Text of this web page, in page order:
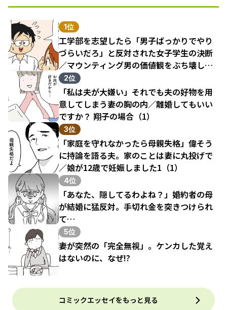
1位
工学部を志望したら「男子ばっかりでやり
づらいだろ」と反対された女子学生の決断
／マウンティング男の価値観をぶち壊した
結果（1）
2位
「私は夫が大嫌い」それでも夫の好物を用
意してしまう妻の胸の内／離婚してもいい
ですか？ 翔子の場合（1）
3位
「家庭を守れなかったら母親失格」偉そう
に持論を語る夫。家のことは妻に丸投げで
／娘が12歳で妊娠しました1（1）
4位
「あなた、隠してるわよね？」婚約者の母
が結婚に猛反対。手切れ金を突きつけられ
て…
5位
妻が突然の「完全無視」。ケンカした覚え
はないのに、なぜ!?
コミックエッセイをもっと見る